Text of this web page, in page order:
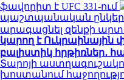
ֆավորիտ է UFC 331-ում
պաշտպանական
արագացնել զենքի
կարող է Ուկրաինային
բալիստիկ հրթիռներ․
Տարոյի
խոստանում